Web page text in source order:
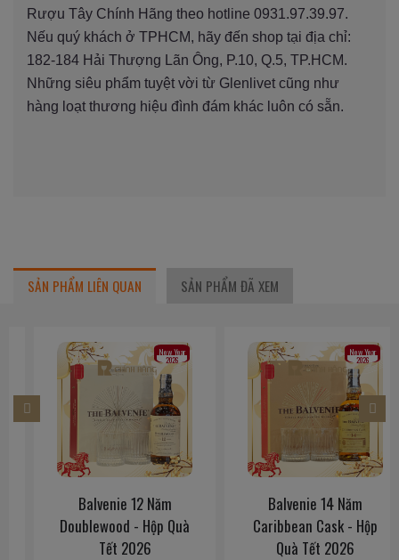
Rượu Tây Chính Hãng theo hotline 0931.97.39.97.
Nếu quý khách ở TPHCM, hãy đến shop tại địa chỉ:
182-184 Hải Thượng Lãn Ông, P.10, Q.5, TP.HCM.
Những siêu phẩm tuyệt vời từ Glenlivet cũng như
hàng loạt thương hiệu đình đám khác luôn có sẵn.
SẢN PHẨM LIÊN QUAN SẢN PHẨM ĐÃ XEM
New Year
2026
Balvenie 12 Năm
Doublewood - Hộp Quà
Tết 2026
New Year
2026
Balvenie 14 Năm
Caribbean Cask - Hộp
Quà Tết 2026